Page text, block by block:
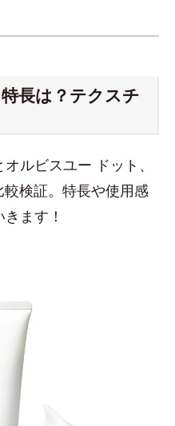
長は？テクスチ
ルビスユー ドット、
検証。特長や使用感
ます！